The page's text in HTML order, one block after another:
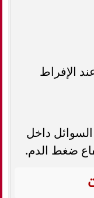
الإفراط
داخل
ضغط الدم.